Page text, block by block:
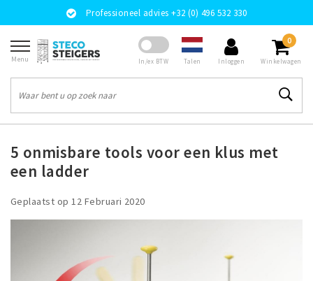
Professioneel advies +32 (0) 496 532 330
Menu In/ex BTW Talen Inloggen
0
Winkelwagen
5 onmisbare tools voor een klus met
een ladder
Geplaatst op 12 Februari 2020